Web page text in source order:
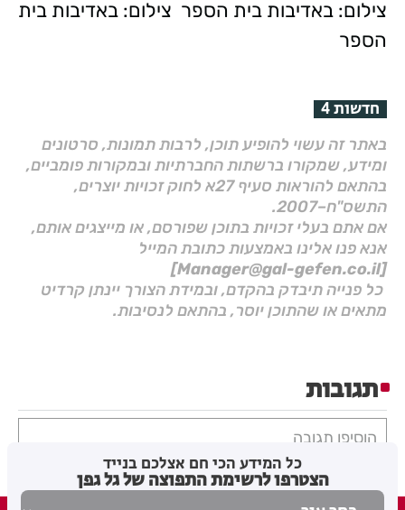
צילום: באדיבות בית הספר צילום: באדיבות בית
הספר
חדשות 4
באתר זה עשוי להופיע תוכן, לרבות תמונות, סרטונים
ומידע, שמקורו ברשתות החברתיות ובמקורות פומביים,
בהתאם להוראות סעיף 27א לחוק זכויות יוצרים,
התשס"ח–2007.
אם אתם בעלי זכויות בתוכן שפורסם, או מייצגים אותם,
אנא פנו אלינו באמצעות כתובת המייל
[Manager@gal-gefen.co.il]
כל פנייה תיבדק בהקדם, ובמידת הצורך יינתן קרדיט
מתאים או שהתוכן יוסר, בהתאם לנסיבות.
תגובות
הוסיפו תגובה
כל המידע הכי חם אצלכם בנייד
הצטרפו לרשימת התפוצה של גל גפן